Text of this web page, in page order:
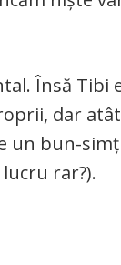
Însă Tibi
dar
un bun-simț
rar?).